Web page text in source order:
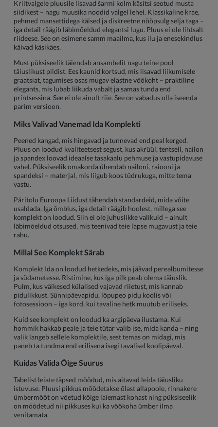
Kriitvalgele pluusile lisavad šarmi kolm käsitsi seotud musta
siidikest – nagu muusika noodid valgel lehel. Klassikaline krae,
pehmed mansettidega käised ja diskreetne nööpsulg selja taga –
iga detail räägib läbimõeldud elegantsi lugu. Pluus ei ole lihtsalt
riideese. See on esimene samm maailma, kus ilu ja enesekindlus
käivad käsikäes.
Must püksiseelik täiendab ansambelit nagu teine pool
täiuslikust pildist. Ees kaunid kortsud, mis lisavad liikumisele
graatsiat, tagumises osas mugav elastne vöökoht – praktiline
elegants, mis lubab liikuda vabalt ja samas tunda end
printsessina. See ei ole ainult riie. See on vabadus olla iseenda
parim versioon.
Miks Valivad Vanemad Ida Komplekti
Peened kangad, mis hingavad ja tunnevad end peal kerged.
Pluus on loodud kvaliteetsest segust, kus akrüül, tentsell, nailon
ja spandex loovad ideaalse tasakaalu pehmuse ja vastupidavuse
vahel. Püksiseelik omakorda ühendab nailoni, raiooni ja
spandeksi – materjal, mis liigub koos tüdrukuga, mitte tema
vastu.
Päritolu Euroopa Liidust tähendab standardeid, mida võite
usaldada. Iga õmblus, iga detail räägib hoolest, millega see
komplekt on loodud. Siin ei ole juhuslikke valikuid – ainult
läbimõeldud otsused, mis teenivad teie lapse mugavust ja teie
rahu.
Millal See Komplekt Särab
Komplekt Ida on loodud hetkedeks, mis jäävad perealbumitesse
ja südametesse. Ristimine, kus iga pilk peab olema täiuslik.
Pulm, kus väikesed külalised vajavad riietust, mis kannab
pidulikkust. Sünnipäevapidu, lõpupeo pidu koolis või
fotosessioon – iga kord, kui tavaline hetk muutub eriliseks.
Kuid see komplekt on loodud ka argipäeva ilustama. Kui
hommik hakkab peale ja teie tütar valib ise, mida kanda – ning
valik langeb sellele komplektile, sest temas on midagi, mis
paneb ta tundma end erilisena isegi tavalisel koolipäeval.
Kuidas Valida Õige Suurus
Tabelist leiate täpsed mõõdud, mis aitavad leida täiusliku
istuvuse. Pluusi pikkus mõõdetakse õlast allapoole, rinnakere
ümbermõõt on võetud kõige laiemast kohast ning püksiseelik
on mõõdetud nii pikkuses kui ka vöökoha ümber ilma
venitamata.